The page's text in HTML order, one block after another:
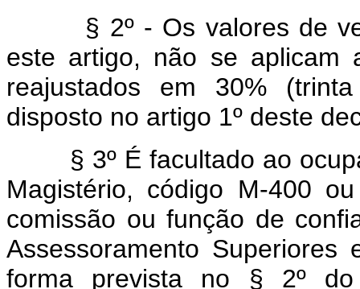
§ 2º - Os valores de
este artigo, não se aplicam
reajustados em 30%
disposto no artigo 1º deste
§ 3º É facultado ao
Magistério, código M-400
comissão ou função de
Assessoramento
forma prevista no § 2º